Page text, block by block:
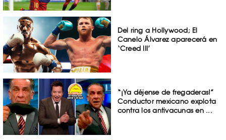
Del ring a Hollywood; El
Canelo Álvarez aparecerá en
‘Creed III’
“¡Ya déjense de fregaderas!”
Conductor mexicano explota
contra los antivacunas en ...